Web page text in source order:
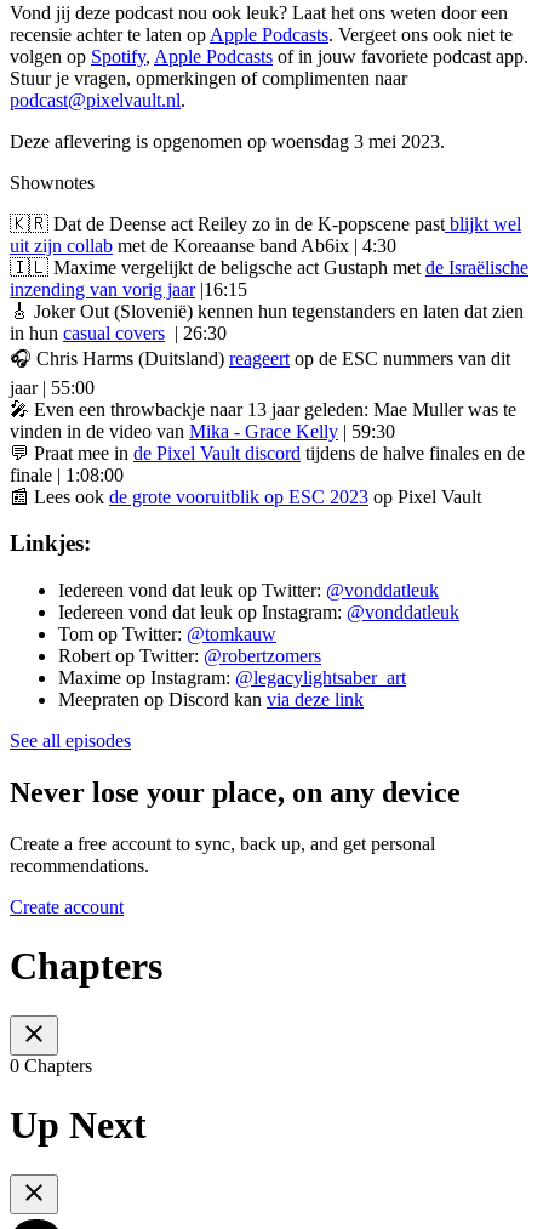
Vond jij deze podcast nou ook leuk? Laat het ons weten door een
recensie achter te laten op Apple Podcasts. Vergeet ons ook niet te
volgen op Spotify, Apple Podcasts of in jouw favoriete podcast app.
Stuur je vragen, opmerkingen of complimenten naar
podcast@pixelvault.nl.
Deze aflevering is opgenomen op woensdag 3 mei 2023.
Shownotes
🇰🇷 Dat de Deense act Reiley zo in de K-popscene past blijkt wel
uit zijn collab met de Koreaanse band Ab6ix | 4:30
🇮🇱 Maxime vergelijkt de beligsche act Gustaph met de Israëlische
inzending van vorig jaar|16:15
🎸 Joker Out (Slovenië) kennen hun tegenstanders en laten dat zien
in hun casual covers | 26:30
🎧 Chris Harms (Duitsland) reageert op de ESC nummers van dit
jaar | 55:00
🎤 Even een throwbackje naar 13 jaar geleden: Mae Muller was te
vinden in de video van Mika - Grace Kelly | 59:30
💬 Praat mee in de Pixel Vault discord tijdens de halve finales en de
finale | 1:08:00
📰 Lees ook de grote vooruitblik op ESC 2023 op Pixel Vault
Linkjes:
Iedereen vond dat leuk op Twitter: @vonddatleuk
Iedereen vond dat leuk op Instagram: @vonddatleuk
Tom op Twitter: @tomkauw
Robert op Twitter: @robertzomers
Maxime op Instagram: @legacylightsaber_art
Meepraten op Discord kan via deze link
See all episodes
Never lose your place, on any device
Create a free account to sync, back up, and get personal
recommendations.
Create account
Chapters
0 Chapters
Up Next